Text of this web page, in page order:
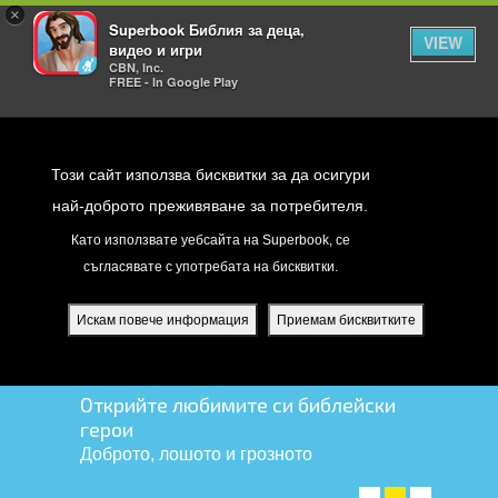
×
Superbook Библия за деца,
видео и игри
CBN, Inc.
FREE - In Google Play
VIEW
Този сайт използва бисквитки за да осигури
най-доброто преживяване за потребителя.
Като използвате уебсайта на Superbook, се
съгласявате с употребата на бисквитки.
Искам повече информация Приемам бисквитките
Открийте любимите си библейски
герои
Доброто, лошото и грозното